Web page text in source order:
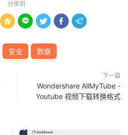
分享到
    
安全 数据
下一篇
Wondershare AllMyTube -
Youtube 视频下载转换格式